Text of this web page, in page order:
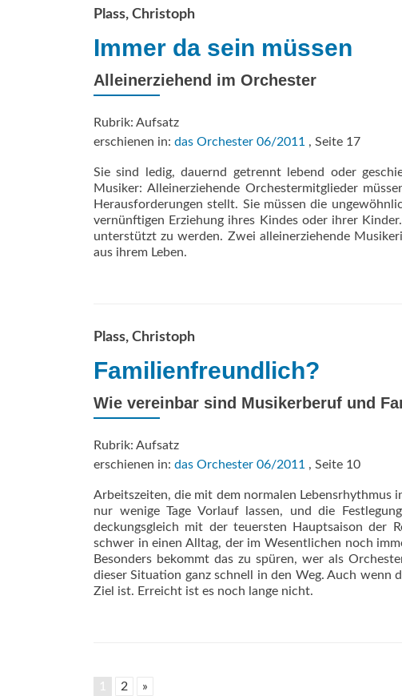
Plass, Christoph
Immer da sein müssen
Alleinerziehend im Orchester
Rubrik: Aufsatz
erschienen in: das Orchester 06/2011 , Seite 17
Sie sind ledig, dauernd getrennt lebend oder
Musiker: Alleinerziehende Orchestermitglieder
Herausforderungen stellt. Sie müssen die
vernünftigen Erziehung ihres Kindes oder ihrer
unterstützt zu werden. Zwei alleinerziehende
aus ihrem Leben.
Plass, Christoph
Familienfreundlich?
Wie vereinbar sind Musikerberuf und
Rubrik: Aufsatz
erschienen in: das Orchester 06/2011 , Seite 10
Arbeitszeiten, die mit dem normalen
nur wenige Tage Vorlauf lassen, und die
deckungsgleich mit der teuersten Hauptsaison der
schwer in einen Alltag, der im Wesentlichen noch
Besonders bekommt das zu spüren, wer als
dieser Situation ganz schnell in den Weg. Auch wenn
Ziel ist. Erreicht ist es noch lange nicht.
1 2 »